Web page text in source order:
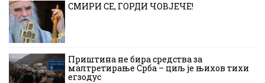
СМИРИ СЕ, ГОРДИ ЧОВЈЕЧЕ!
Приштина не бира средства за
малтретирање Срба – циљ је њихов тихи
егзодус